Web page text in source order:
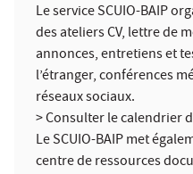
Le service SCUIO-BAIP
des ateliers CV, lettre de
annonces, entretiens et
l’étranger, conférences
réseaux sociaux.
> Consulter le calendrier
Le SCUIO-BAIP met
centre de ressources